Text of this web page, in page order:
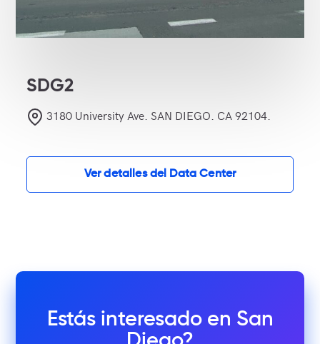
SDG2
3180 University Ave. SAN DIEGO. CA 92104.
Ver detalles del Data Center
Estás interesado en San